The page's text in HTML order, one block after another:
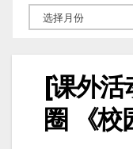
[课外
圈 《校